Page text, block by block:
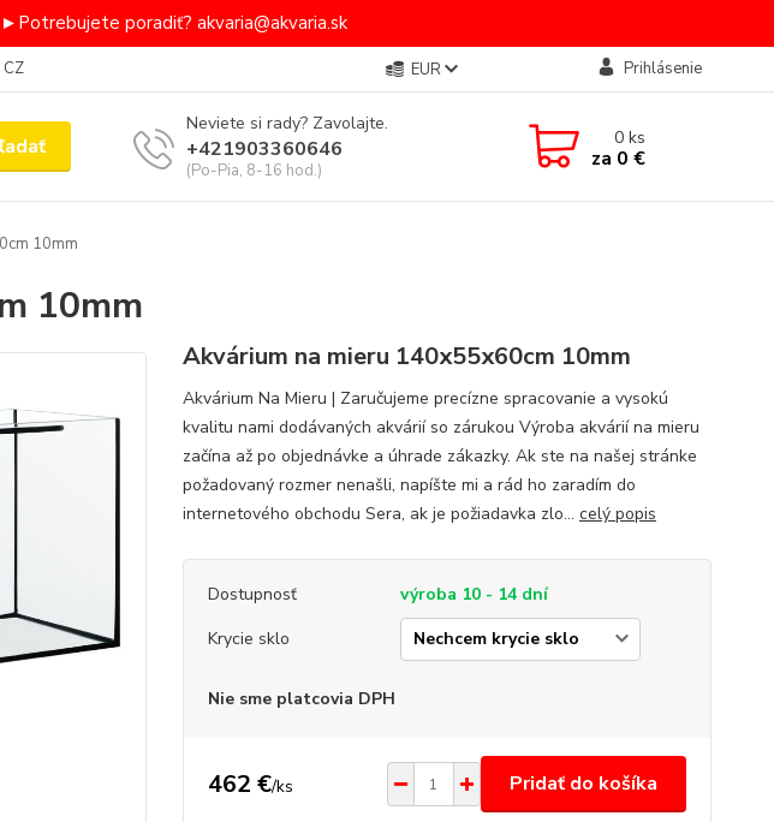
poradiť? akvaria@akvaria.sk
CZ EUR Prihlásenie
Neviete si rady? Zavolajte.
+421903360646
(Po-Pia, 8-16 hod.)
0ks
za 0 €
10mm
10mm
Akvárium na mieru 140x55x60cm 10mm
Akvárium Na Mieru | Zaručujeme precízne spracovanie a vysokú
kvalitu nami dodávaných akvárií so zárukou Výroba akvárií na mieru
začína až po objednávke a úhrade zákazky. Ak ste na našej stránke
požadovaný rozmer nenašli, napíšte mi a rád ho zaradím do
internetového obchodu Sera, ak je požiadavka zlo... celý popis
Dostupnosť
výroba 10 - 14 dní
Krycie sklo
Nie sme platcovia DPH
462 €/ks Pridať do košíka